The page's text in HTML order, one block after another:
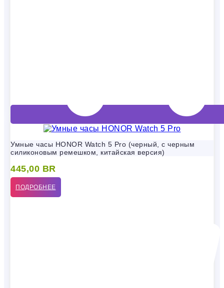
Умные часы HONOR Watch 5 Pro (черный, с черным
силиконовым ремешком, китайская версия)
445,00 BR
ПОДРОБНЕЕ